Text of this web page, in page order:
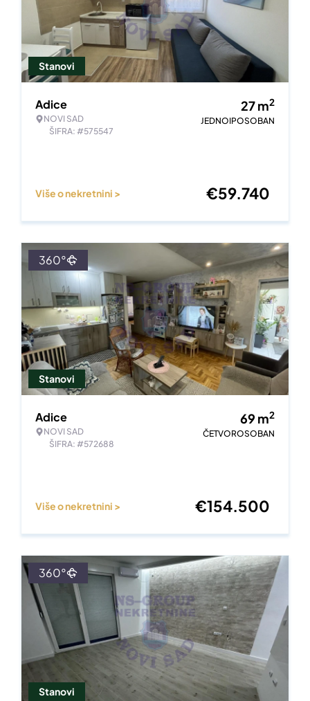
Stanovi
Adice
NOVI SAD
ŠIFRA: #575547
27m2
JEDNOIPOSOBAN
Više o nekretnini > €59.740
Stanovi
360°
Adice
NOVI SAD
ŠIFRA: #572688
69 m2
ČETVOROSOBAN
Više o nekretnini > €154.500
Stanovi
360°